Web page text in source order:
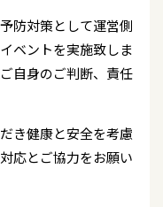
防対策として運営側
ベントを実施致しま
自身のご判断、責任
き健康と安全を考慮
応とご協力をお願い